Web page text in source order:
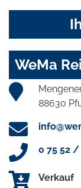
WeMa
88630
0 75 52 /
Verkauf